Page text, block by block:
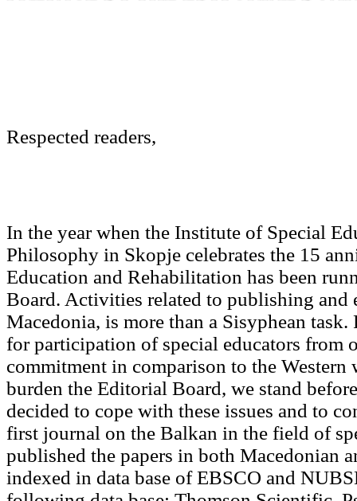
Respected readers,
In the year when the Institute of Special
Philosophy in Skopje celebrates the 15
Education and Rehabilita­tion has been
Board. Activities related to publishing
Macedonia, is more than a Sisyphean
for participation of special educators
commitment in comparison to the
burden the Editorial Board, we stand
decided to cope with these issues and to
first journal on the Balkan in the field of
published the papers in both Macedonian
indexed in data base of EBSCO and